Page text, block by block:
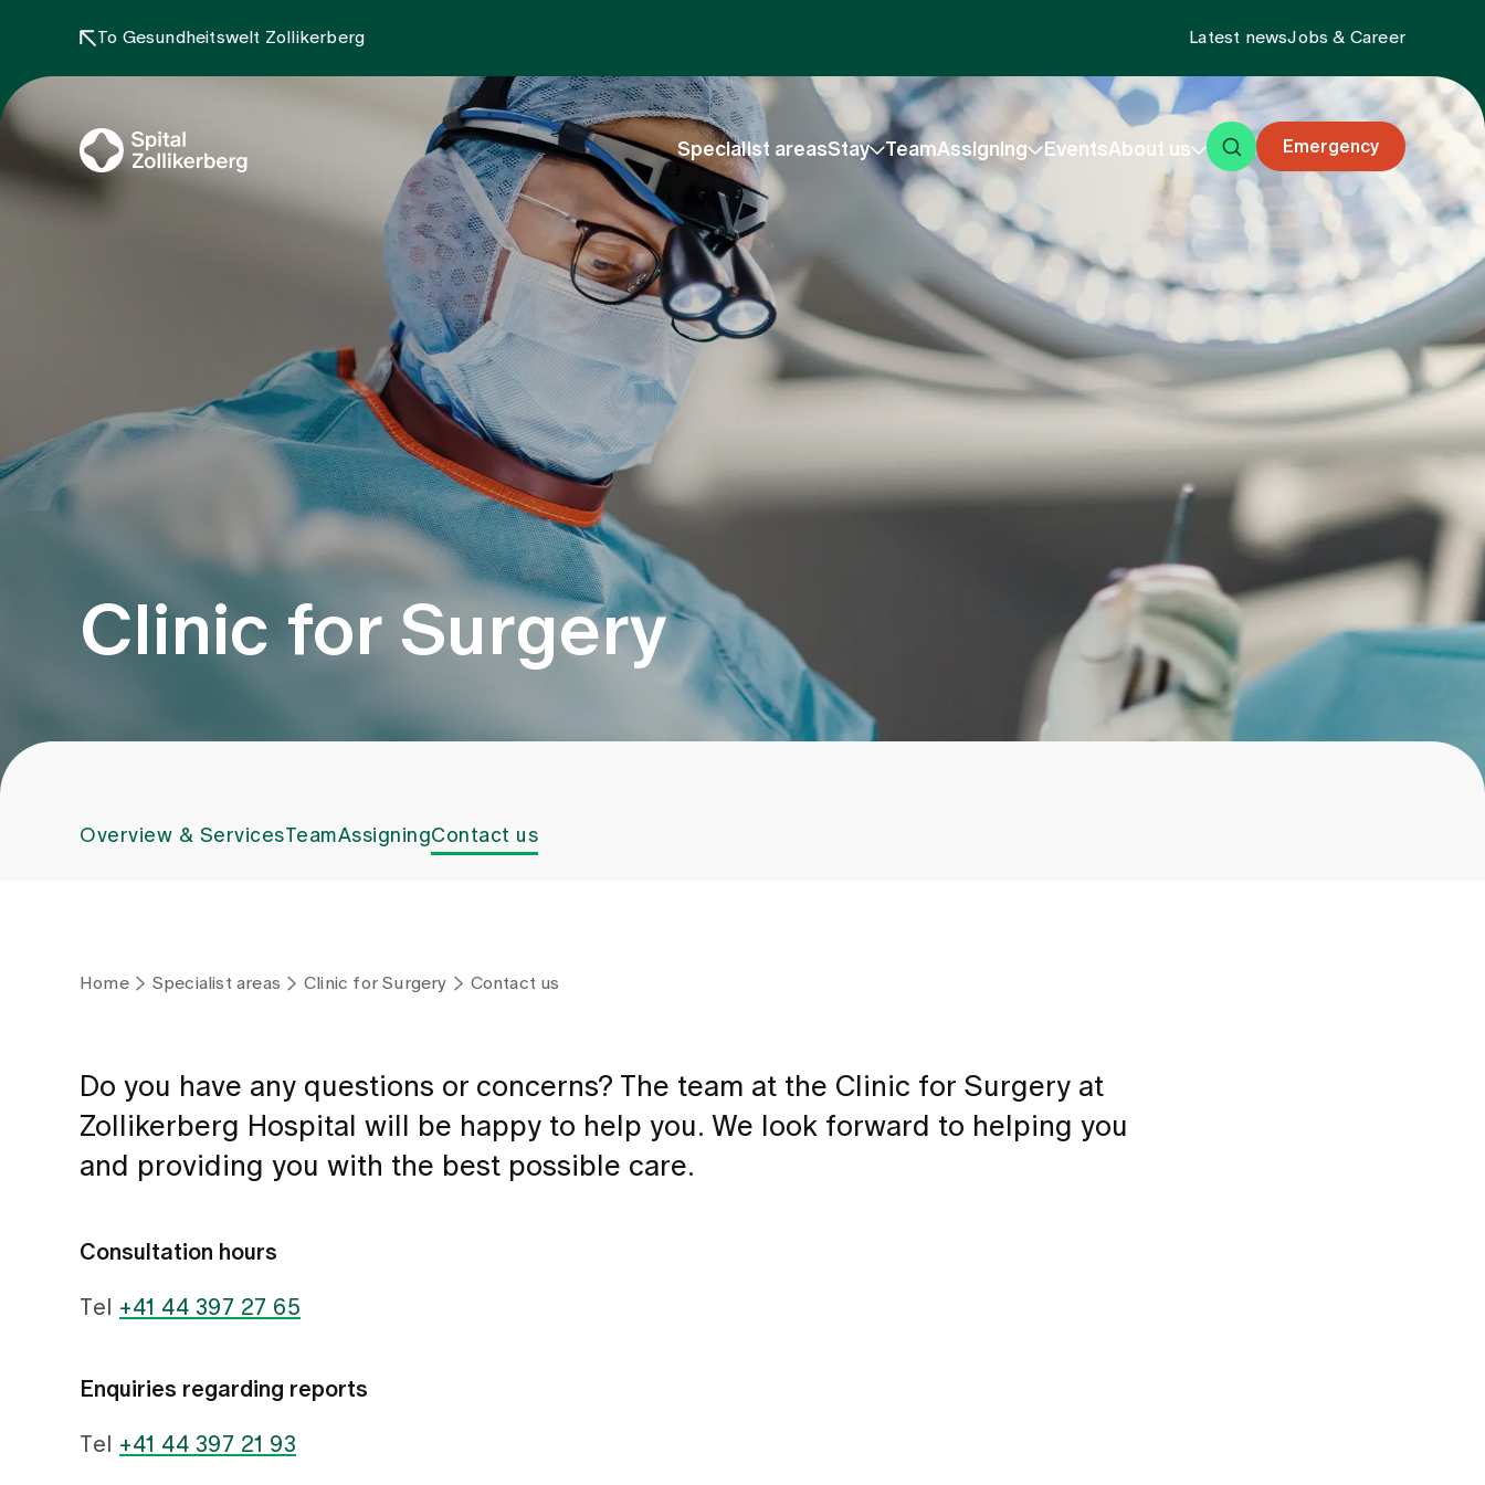
To Gesundheitswelt Zollikerberg Latest newsJobs & Career
Specialist areasStay TeamAssigning EventsAbout us Emergency
Clinic for Surgery
Overview & ServicesTeamAssigningContact us
Home Specialist areas Clinic for Surgery Contact us
Do you have any questions or concerns? The team at the Clinic for Surgery at
Zollikerberg Hospital will be happy to help you. We look forward to helping you
and providing you with the best possible care.
Consultation hours
Tel +41 44 397 27 65
Enquiries regarding reports
Tel +41 44 397 21 93